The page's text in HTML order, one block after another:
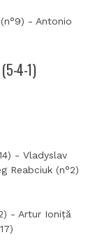
- Antonio
4-1)
- Vladyslav
Reabciuk (n°2)
- Artur Ioniță